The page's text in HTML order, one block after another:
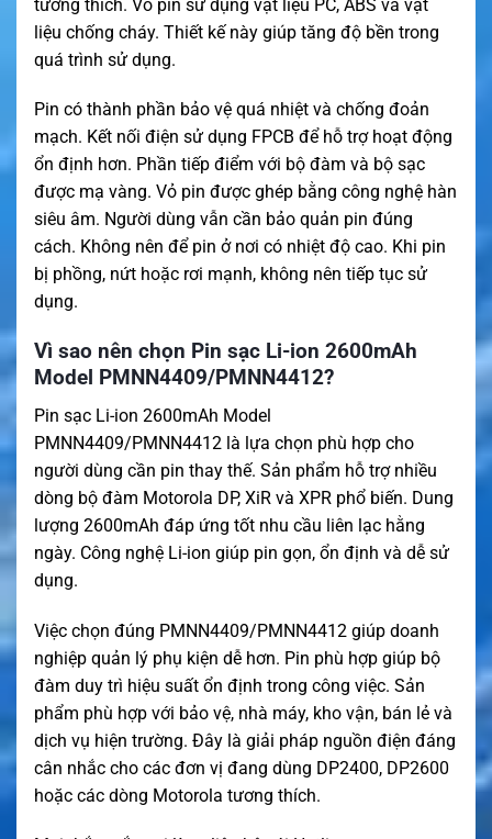
tương thích. Vỏ pin sử dụng vật liệu PC, ABS và vật
liệu chống cháy. Thiết kế này giúp tăng độ bền trong
quá trình sử dụng.
Pin có thành phần bảo vệ quá nhiệt và chống đoản
mạch. Kết nối điện sử dụng FPCB để hỗ trợ hoạt động
ổn định hơn. Phần tiếp điểm với bộ đàm và bộ sạc
được mạ vàng. Vỏ pin được ghép bằng công nghệ hàn
siêu âm. Người dùng vẫn cần bảo quản pin đúng
cách. Không nên để pin ở nơi có nhiệt độ cao. Khi pin
bị phồng, nứt hoặc rơi mạnh, không nên tiếp tục sử
dụng.
Vì sao nên chọn Pin sạc Li-ion 2600mAh
Model PMNN4409/PMNN4412?
Pin sạc Li-ion 2600mAh Model
PMNN4409/PMNN4412 là lựa chọn phù hợp cho
người dùng cần pin thay thế. Sản phẩm hỗ trợ nhiều
dòng bộ đàm Motorola DP, XiR và XPR phổ biến. Dung
lượng 2600mAh đáp ứng tốt nhu cầu liên lạc hằng
ngày. Công nghệ Li-ion giúp pin gọn, ổn định và dễ sử
dụng.
Việc chọn đúng PMNN4409/PMNN4412 giúp doanh
nghiệp quản lý phụ kiện dễ hơn. Pin phù hợp giúp bộ
đàm duy trì hiệu suất ổn định trong công việc. Sản
phẩm phù hợp với bảo vệ, nhà máy, kho vận, bán lẻ và
dịch vụ hiện trường. Đây là giải pháp nguồn điện đáng
cân nhắc cho các đơn vị đang dùng DP2400, DP2600
hoặc các dòng Motorola tương thích.